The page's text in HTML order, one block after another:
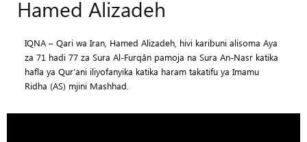
Hamed Alizadeh
IQNA – Qari wa Iran, Hamed Alizadeh, hivi karibuni alisoma Aya
za 71 hadi 77 za Sura Al-Furqān pamoja na Sura An-Nasr katika
hafla ya Qur’ani iliyofanyika katika haram takatifu ya Imamu
Ridha (AS) mjini Mashhad.